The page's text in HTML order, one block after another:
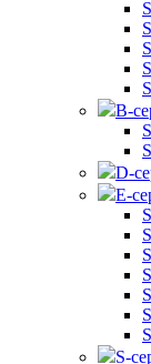
B-
D-
E-
S-